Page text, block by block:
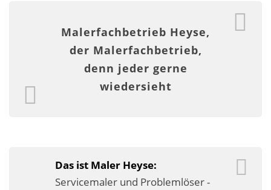
Bodenbeläge & Designböden
Business Feng-Shui
Fugenlos
Malerfachbetrieb Heyse,
der Malerfachbetrieb,
denn jeder gerne
wiedersieht
Das ist Maler Heyse:
Servicemaler und Problemlöser -